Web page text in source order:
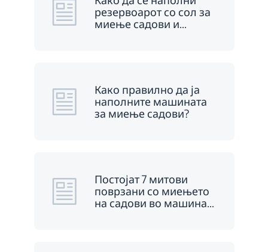
резервоарот со сол за
миење садови и…
Како правилно да ја
наполните машината
за миење садови?
Постојат 7 митови
поврзани со миењето
на садови во машина…